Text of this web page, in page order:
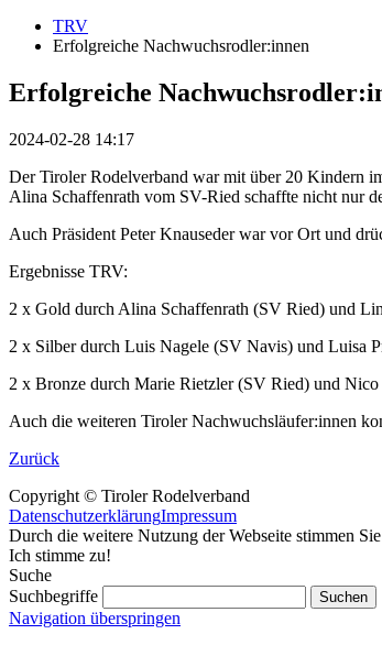
TRV
Erfolgreiche Nachwuchsrodler:innen
Erfolgreiche
2024-02-28 14:17
Der Tiroler Rodelverband war mit über 20 Kindern
Alina Schaffenrath vom SV-Ried schaffte nicht nur
Auch Präsident Peter Knauseder war vor Ort und
Ergebnisse TRV:
2 x Gold durch Alina Schaffenrath (SV Ried) und
2 x Silber durch Luis Nagele (SV Navis) und Luisa
2 x Bronze durch Marie Rietzler (SV Ried) und
Auch die weiteren Tiroler Nachwuchsläufer:innen
Zurück
Copyright © Tiroler Rodelverband
DatenschutzerklärungImpressum
Durch die weitere Nutzung der Webseite stimmen
Ich stimme zu!
Suche
Suchbegriffe
Navigation überspringen